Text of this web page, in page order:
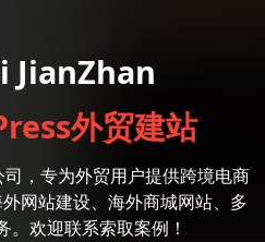
JianZhan
外贸建站
，专为外贸用户提供跨境电商
网站建设、海外商城网站、多
。欢迎联系索取案例！